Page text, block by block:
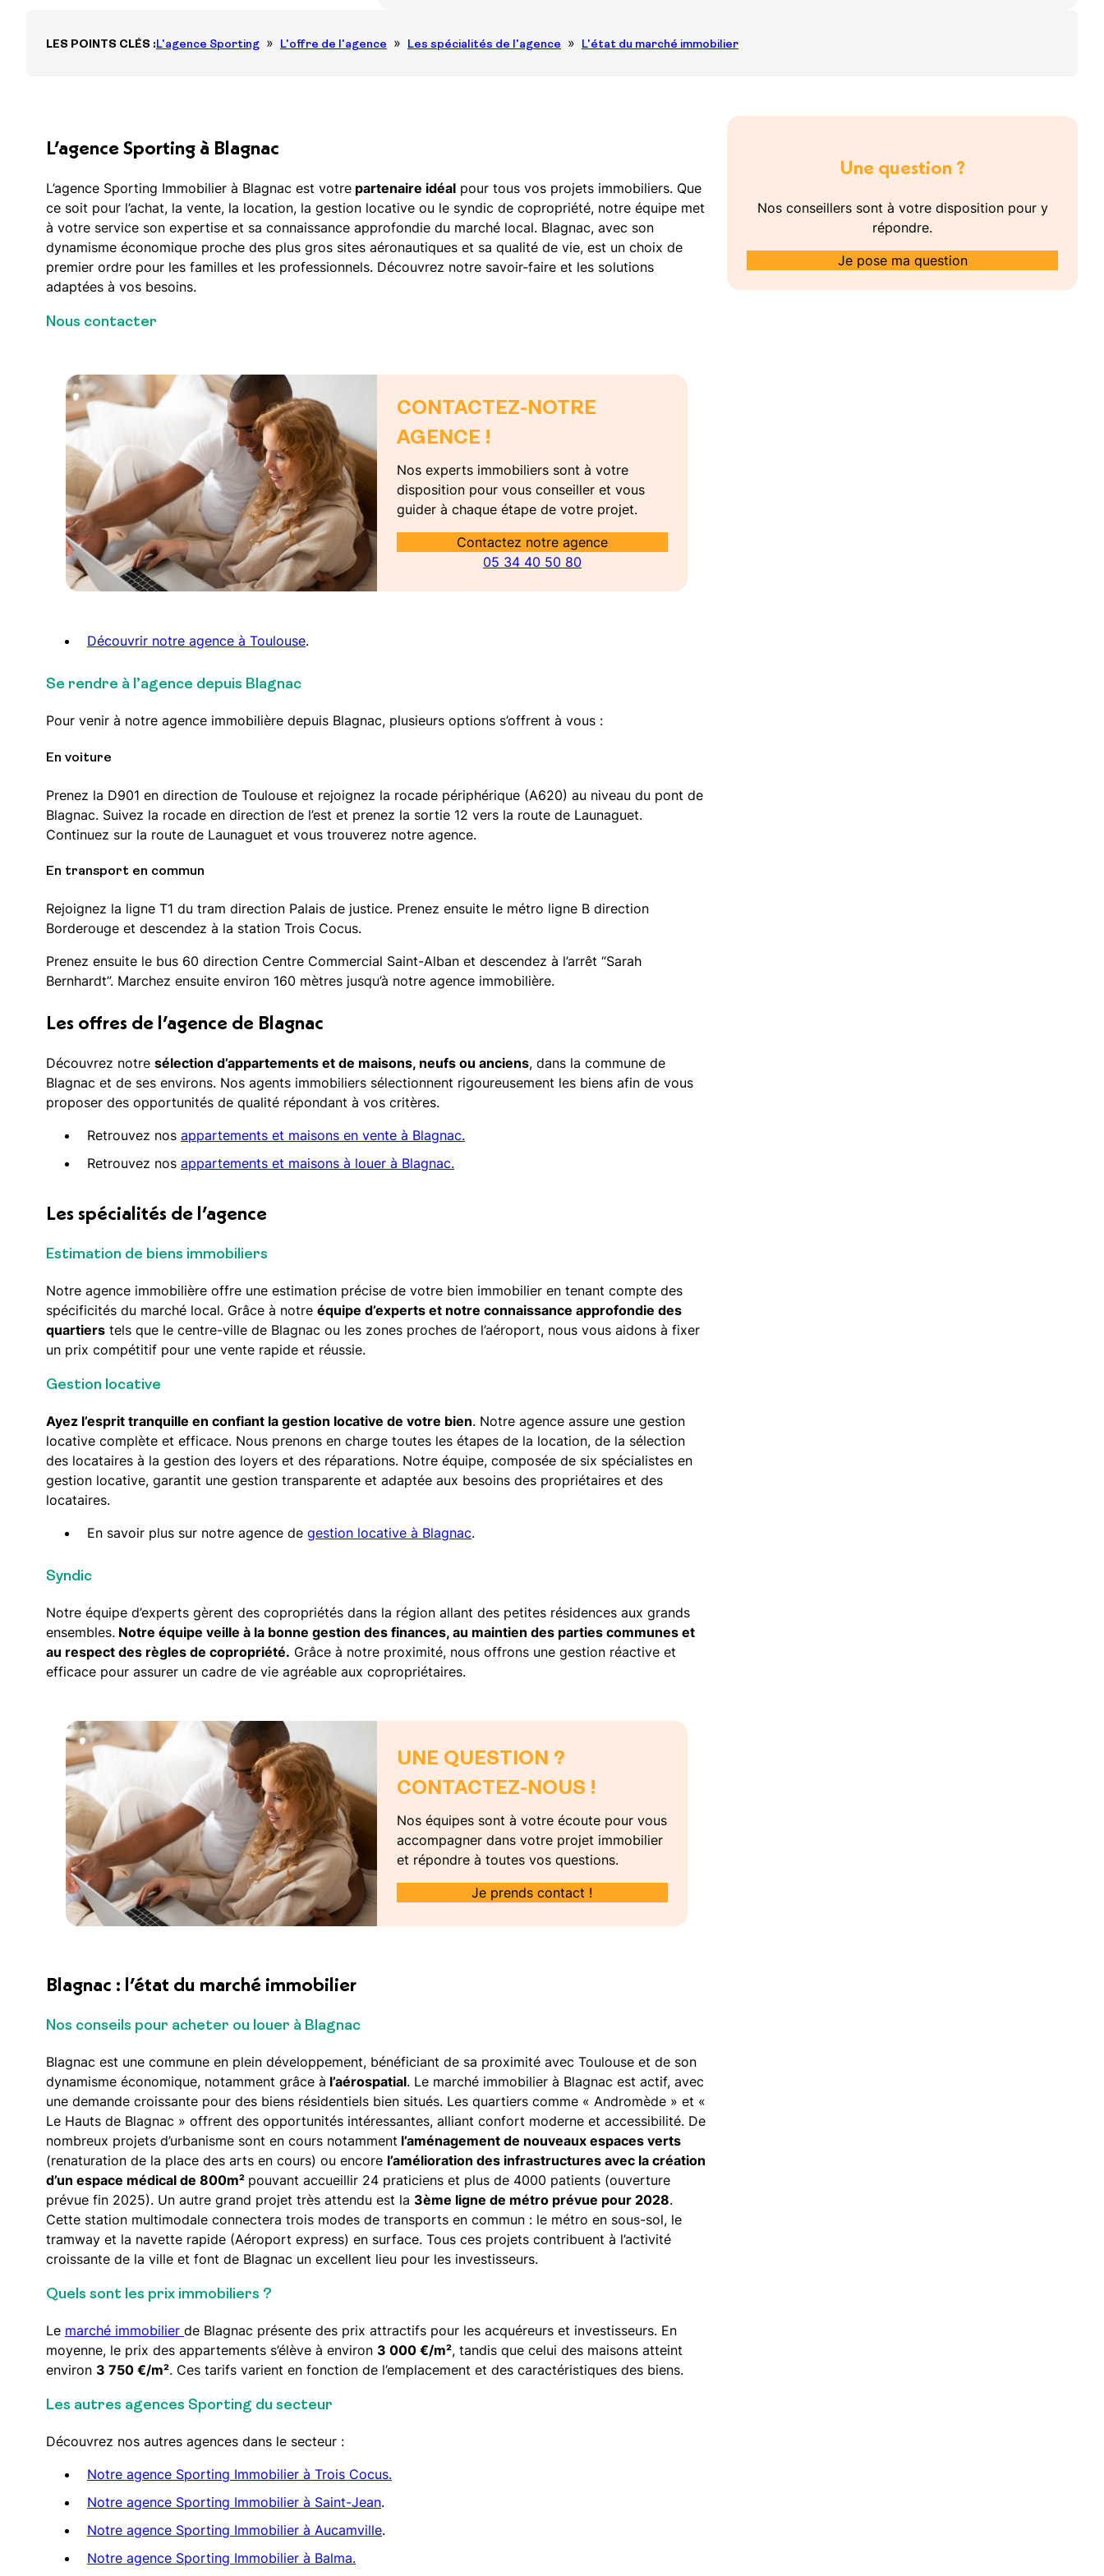
Dispositif Jeanbrun
LES POINTS CLÉS :L'agence Sporting L'offre de l'agence Les spécialités de l'agence L'état du marché immobilier
L’agence Sporting à Blagnac
L’agence Sporting Immobilier à Blagnac est votre partenaire idéal pour tous vos projets immobiliers. Que
ce soit pour l’achat, la vente, la location, la gestion locative ou le syndic de copropriété, notre équipe met
à votre service son expertise et sa connaissance approfondie du marché local. Blagnac, avec son
dynamisme économique proche des plus gros sites aéronautiques et sa qualité de vie, est un choix de
premier ordre pour les familles et les professionnels. Découvrez notre savoir-faire et les solutions
adaptées à vos besoins.
Nous contacter
CONTACTEZ-NOTRE
AGENCE !
Nos experts immobiliers sont à votre
disposition pour vous conseiller et vous
guider à chaque étape de votre projet.
Contactez notre agence
05 34 40 50 80
Découvrir notre agence à Toulouse.
Se rendre à l’agence depuis Blagnac
Pour venir à notre agence immobilière depuis Blagnac, plusieurs options s’offrent à vous :
En voiture
Prenez la D901 en direction de Toulouse et rejoignez la rocade périphérique (A620) au niveau du pont de
Blagnac. Suivez la rocade en direction de l’est et prenez la sortie 12 vers la route de Launaguet.
Continuez sur la route de Launaguet et vous trouverez notre agence.
En transport en commun
Rejoignez la ligne T1 du tram direction Palais de justice. Prenez ensuite le métro ligne B direction
Borderouge et descendez à la station Trois Cocus.
Prenez ensuite le bus 60 direction Centre Commercial Saint-Alban et descendez à l’arrêt “Sarah
Bernhardt”. Marchez ensuite environ 160 mètres jusqu’à notre agence immobilière.
Les offres de l’agence de Blagnac
Découvrez notre sélection d’appartements et de maisons, neufs ou anciens, dans la commune de
Blagnac et de ses environs. Nos agents immobiliers sélectionnent rigoureusement les biens afin de vous
proposer des opportunités de qualité répondant à vos critères.
Retrouvez nos appartements et maisons en vente à Blagnac.
Retrouvez nos appartements et maisons à louer à Blagnac.
Les spécialités de l’agence
Estimation de biens immobiliers
Notre agence immobilière offre une estimation précise de votre bien immobilier en tenant compte des
spécificités du marché local. Grâce à notre équipe d’experts et notre connaissance approfondie des
quartiers tels que le centre-ville de Blagnac ou les zones proches de l’aéroport, nous vous aidons à fixer
un prix compétitif pour une vente rapide et réussie.
Gestion locative
Ayez l’esprit tranquille en confiant la gestion locative de votre bien. Notre agence assure une gestion
locative complète et efficace. Nous prenons en charge toutes les étapes de la location, de la sélection
des locataires à la gestion des loyers et des réparations. Notre équipe, composée de six spécialistes en
gestion locative, garantit une gestion transparente et adaptée aux besoins des propriétaires et des
locataires.
En savoir plus sur notre agence de gestion locative à Blagnac.
Syndic
Notre équipe d’experts gèrent des copropriétés dans la région allant des petites résidences aux grands
ensembles. Notre équipe veille à la bonne gestion des finances, au maintien des parties communes et
au respect des règles de copropriété. Grâce à notre proximité, nous offrons une gestion réactive et
efficace pour assurer un cadre de vie agréable aux copropriétaires.
UNE QUESTION ?
CONTACTEZ-NOUS !
Nos équipes sont à votre écoute pour vous
accompagner dans votre projet immobilier
et répondre à toutes vos questions.
Je prends contact !
Blagnac : l’état du marché immobilier
Nos conseils pour acheter ou louer à Blagnac
Blagnac est une commune en plein développement, bénéficiant de sa proximité avec Toulouse et de son
dynamisme économique, notamment grâce à l’aérospatial. Le marché immobilier à Blagnac est actif, avec
une demande croissante pour des biens résidentiels bien situés. Les quartiers comme « Andromède » et «
Le Hauts de Blagnac » offrent des opportunités intéressantes, alliant confort moderne et accessibilité. De
nombreux projets d’urbanisme sont en cours notamment l’aménagement de nouveaux espaces verts
(renaturation de la place des arts en cours) ou encore l’amélioration des infrastructures avec la création
d’un espace médical de 800m² pouvant accueillir 24 praticiens et plus de 4000 patients (ouverture
prévue fin 2025). Un autre grand projet très attendu est la 3ème ligne de métro prévue pour 2028.
Cette station multimodale connectera trois modes de transports en commun : le métro en sous-sol, le
tramway et la navette rapide (Aéroport express) en surface. Tous ces projets contribuent à l’activité
croissante de la ville et font de Blagnac un excellent lieu pour les investisseurs.
Quels sont les prix immobiliers ?
Le marché immobilier de Blagnac présente des prix attractifs pour les acquéreurs et investisseurs. En
moyenne, le prix des appartements s’élève à environ 3 000 €/m², tandis que celui des maisons atteint
environ 3 750 €/m². Ces tarifs varient en fonction de l’emplacement et des caractéristiques des biens.
Les autres agences Sporting du secteur
Découvrez nos autres agences dans le secteur :
Notre agence Sporting Immobilier à Trois Cocus.
Notre agence Sporting Immobilier à Saint-Jean.
Notre agence Sporting Immobilier à Aucamville.
Notre agence Sporting Immobilier à Balma.
Une question ?
Nos conseillers sont à votre disposition pour y
répondre.
Je pose ma question